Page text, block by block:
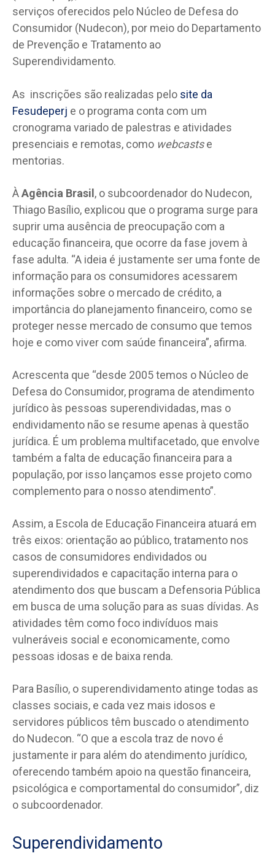
serviços oferecidos pelo Núcleo de Defesa do
Consumidor (Nudecon), por meio do Departamento
de Prevenção e Tratamento ao
Superendividamento.
As inscrições são realizadas pelo site da
Fesudeperj e o programa conta com um
cronograma variado de palestras e atividades
presenciais e remotas, como webcastse
mentorias.
ÀAgência Brasil , o subcoordenador do Nudecon,
Thiago Basílio, explicou que o programa surge para
suprir uma ausência de preocupação com a
educação financeira, que ocorre da fase jovem à
fase adulta. “A ideia é justamente ser uma fonte de
informação para os consumidores acessarem
informações sobre o mercado de crédito, a
importância do planejamento financeiro, como se
proteger nesse mercado de consumo que temos
hoje e como viver com saúde financeira”, afirma.
Acrescenta que “desde 2005 temos o Núcleo de
Defesa do Consumidor, programa de atendimento
jurídico às pessoas superendividadas, mas o
endividamento não se resume apenas à questão
jurídica. É um problema multifacetado, que envolve
também a falta de educação financeira para a
população, por isso lançamos esse projeto como
complemento para o nosso atendimento”.
Assim, a Escola de Educação Financeira atuará em
três eixos: orientação ao público, tratamento nos
casos de consumidores endividados ou
superendividados e capacitação interna para o
atendimento dos que buscam a Defensoria Pública
em busca de uma solução para as suas dívidas. As
atividades têm como foco indivíduos mais
vulneráveis social e economicamente, como
pessoas idosas e de baixa renda.
Para Basílio, o superendividamento atinge todas as
classes sociais, e cada vez mais idosos e
servidores públicos têm buscado o atendimento
do Nudecon. “O que a escola traz de novo é
justamente ir para além do atendimento jurídico,
oferecendo também apoio na questão financeira,
psicológica e comportamental do consumidor”, diz
o subcoordenador.
Superendividamento